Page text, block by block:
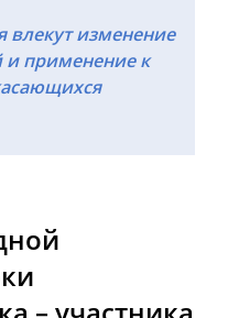
изменение
и применение к